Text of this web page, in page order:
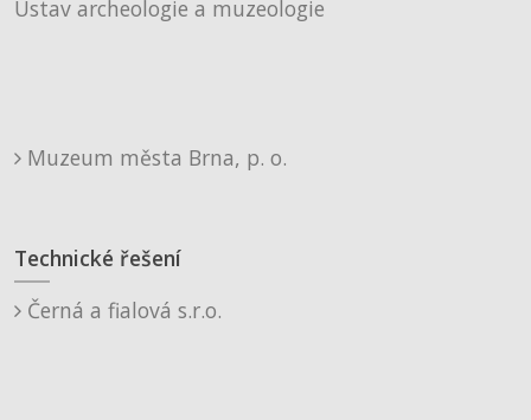
Ústav archeologie a muzeologie
Muzeum města Brna, p. o.
Technické řešení
Černá a fialová s.r.o.